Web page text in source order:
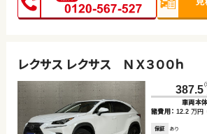
レクサス レクサス ＮＸ３００ｈ
387.5
車両本
諸費用： 12.2 万円
保証 あり